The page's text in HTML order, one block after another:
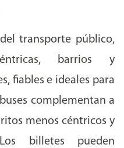
transporte público,
barrios y
fiables e ideales para
complementan a
menos céntricos y
billetes pueden